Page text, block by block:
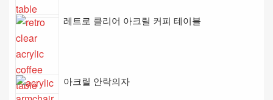
레트로 클리어 아크릴 커피 테이블
아크릴 안락의자